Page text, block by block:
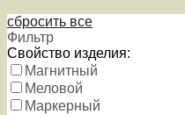
сбросить все
Фильтр
Свойство изделия:
Магнитный
Меловой
Маркерный